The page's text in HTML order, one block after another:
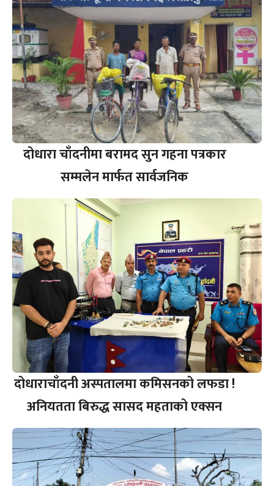
दोधारा चाँदनीमा बरामद सुन गहना पत्रकार
सम्मलेन मार्फत सार्वजनिक
दोधाराचाँदनी अस्पतालमा कमिसनको लफडा !
अनियतता बिरुद्ध सासद महताको एक्सन